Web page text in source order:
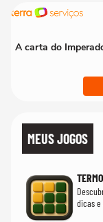
A carta do
MEUS JOGOS
TERMO
dicas